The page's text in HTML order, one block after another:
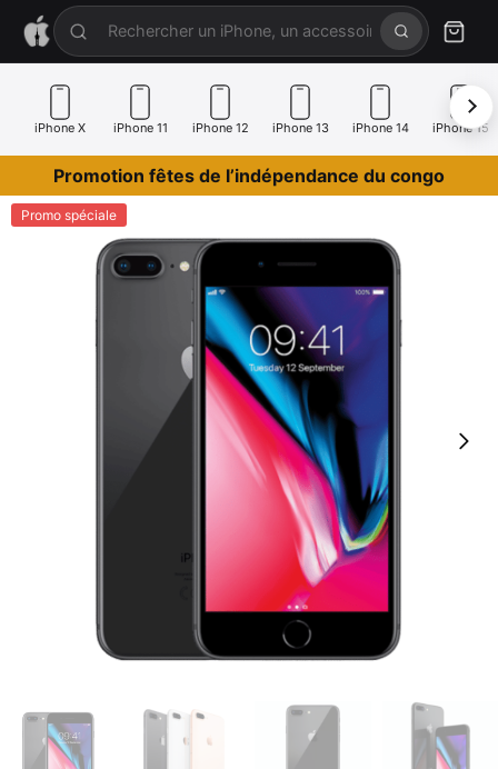
iPhone X iPhone 11 iPhone 12 iPhone 13 iPhone 14 iPhone 15
Promotion fêtes de l’indépendance du congo
Promo spéciale